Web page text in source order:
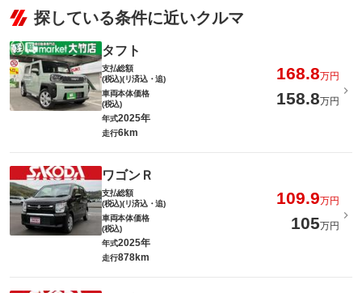
探している条件に近いクルマ
タフト
支払総額
(税込)(リ済込・追)
168.8万円
車両本体価格
(税込)
158.8万円
年式2025年
走行6km
ワゴンＲ
支払総額
(税込)(リ済込・追)
109.9万円
車両本体価格
(税込)
105万円
年式2025年
走行878km